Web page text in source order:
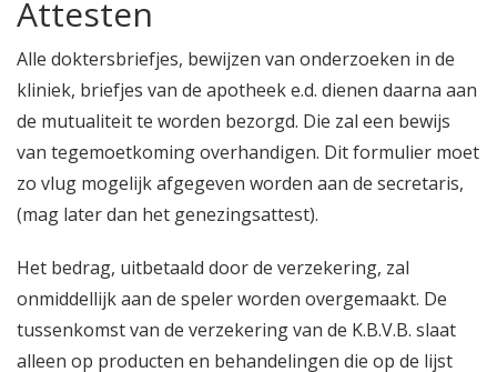
Attesten
Alle doktersbriefjes, bewijzen van onderzoeken in de
kliniek, briefjes van de apotheek e.d. dienen daarna aan
de mutualiteit te worden bezorgd. Die zal een bewijs
van tegemoetkoming overhandigen. Dit formulier moet
zo vlug mogelijk afgegeven worden aan de secretaris,
(mag later dan het genezingsattest).
Het bedrag, uitbetaald door de verzekering, zal
onmiddellijk aan de speler worden overgemaakt. De
tussenkomst van de verzekering van de K.B.V.B. slaat
alleen op producten en behandelingen die op de lijst